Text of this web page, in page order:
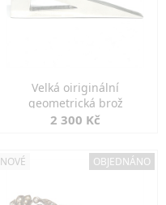
Velká oiriginální
geometrická brož
2 300 Kč
NOVÉ OBJEDNÁNO